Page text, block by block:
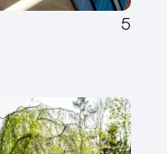
5